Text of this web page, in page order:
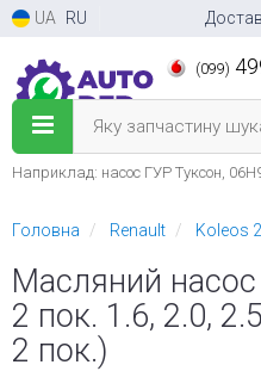
UA RU
(099)
Яку запчастину
Наприклад: насос ГУР Туксон,
Головна Renault Koleos
Масляний
2 пок. 1.6, 2.0,
2 пок.)